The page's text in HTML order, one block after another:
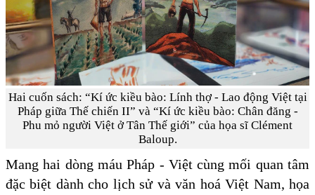
Hai cuốn sách: “Kí ức kiều bào: Lính thợ - Lao động Việt tại
Pháp giữa Thế chiến II” và “Kí ức kiều bào: Chân đăng -
Phu mỏ người Việt ở Tân Thế giới” của họa sĩ Clément
Baloup.
Mang hai dòng máu Pháp - Việt cùng mối quan tâm
đặc biệt dành cho lịch sử và văn hoá Việt Nam, họa